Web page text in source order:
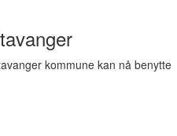
kommune kan nå benytte